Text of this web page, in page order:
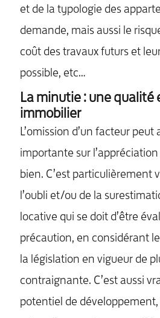
et de la typologie des
demande, mais aussi le
coût des travaux futurs et
possible, etc…
La minutie : une qualité
immobilier
L’omission d’un facteur
importante sur l’appréciation
bien. C’est particulièrement
l’oubli et/ou de la
locative qui se doit d’être
précaution, en considérant
la législation en vigueur de
contraignante. C’est aussi
potentiel de développement,